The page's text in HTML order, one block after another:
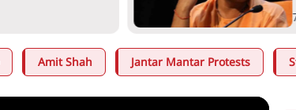
Amit Shah Jantar Mantar Protests